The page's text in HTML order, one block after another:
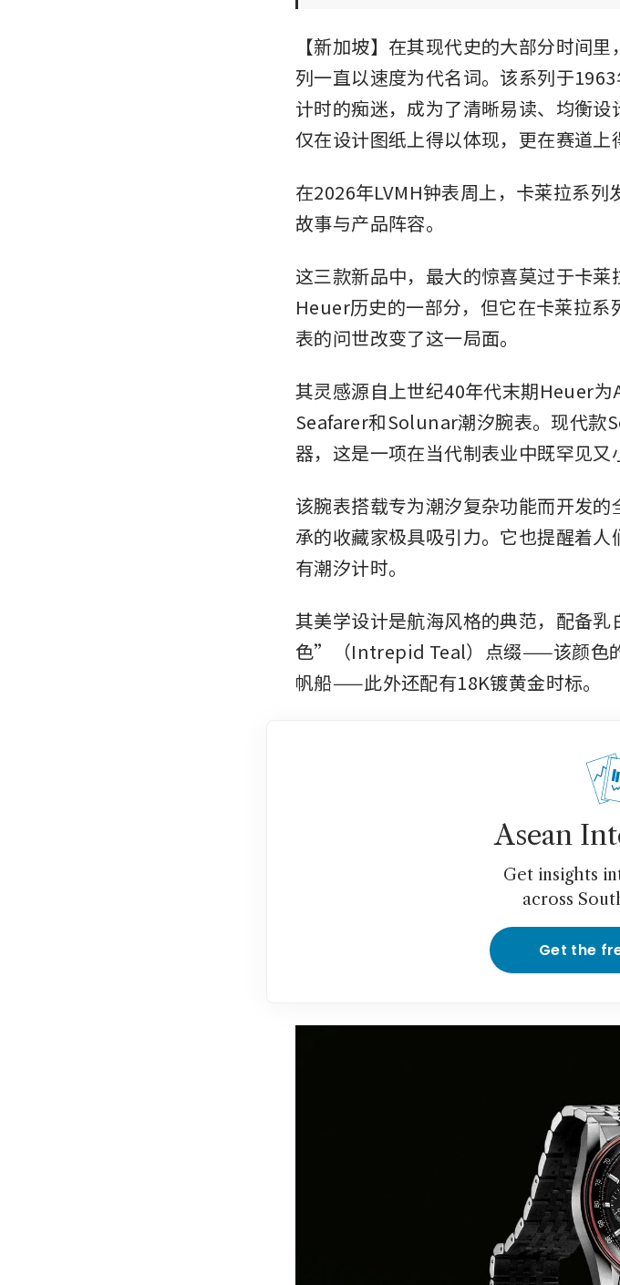
【新加坡】在其现代史的大部分时间
列一直以速度为代名词。该系列于
计时的痴迷，成为了清晰易读、均衡
仅在设计图纸上得以体现，更在赛道上
在2026年LVMH钟表周上，卡莱拉系
故事与产品阵容。
这三款新品中，最大的惊喜莫过于卡
Heuer历史的一部分，但它在卡莱拉
表的问世改变了这一局面。
其灵感源自上世纪40年代末期Heuer
Seafarer和Solunar潮汐腕表。现代款
器，这是一项在当代制表业中既罕见又
该腕表搭载专为潮汐复杂功能而开发
承的收藏家极具吸引力。它也提醒着
有潮汐计时。
其美学设计是航海风格的典范，配备
色”（Intrepid Teal）点缀——该颜色
帆船——此外还配有18K镀黄金时标。
Asean
Get insights
across
Get the